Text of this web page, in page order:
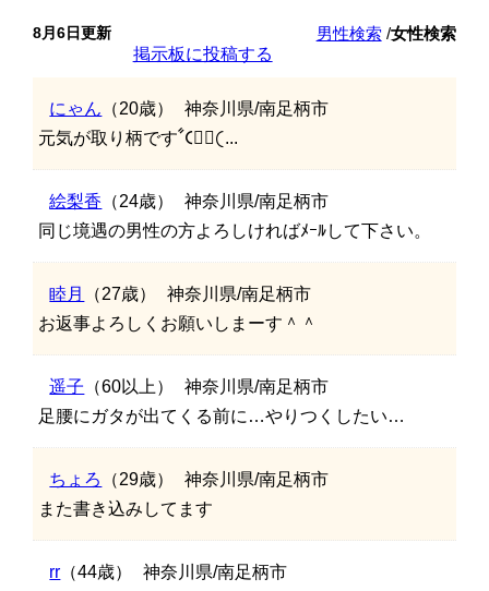
8月6日更新 男性検索/女性検索
掲示板に投稿する
にゃん （20歳）
神奈川県/南足柄市
元気が取り柄ですꧦ𐅁𐀸𐋠𛰙...
絵梨香 （24歳）
神奈川県/南足柄市
同じ境遇の男性の方よろしければﾒｰﾙして下さい。
睦月 （27歳）
神奈川県/南足柄市
お返事よろしくお願いしまーす＾＾
遥子 （60以上）
神奈川県/南足柄市
足腰にガタが出てくる前に…やりつくしたい…
ちょろ （29歳）
神奈川県/南足柄市
また書き込みしてます
rr （44歳）
神奈川県/南足柄市